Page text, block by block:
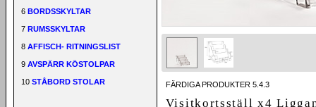
6 BORDSSKYLTAR
7 RUMSSKYLTAR
8 AFFISCH- RITNINGSLIST
9 AVSPÄRR KÖSTOLPAR
10 STÅBORD STOLAR FÄRDIGA PRODUKTER 5.4.3
Visitkortsställ x4